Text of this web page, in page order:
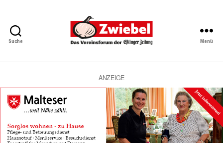
Suche
Vereinsforum
Eßlinger
Zeitung
Menü
ANZEIGE